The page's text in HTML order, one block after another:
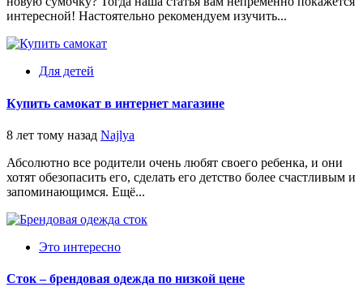
интересной! Настоятельно рекомендуем изучить...
Для детей
Купить самокат в интернет магазине
8 лет тому назад Najlya
Абсолютно все родители очень любят своего ребенка, и они
хотят обезопасить его, сделать его детство более счастливым и
запоминающимся. Ещё...
Это интересно
Сток – брендовая одежда по низкой цене